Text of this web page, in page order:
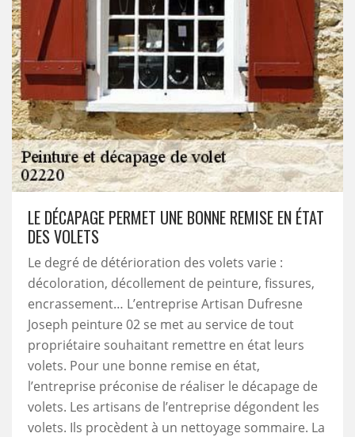
LE DÉCAPAGE PERMET UNE BONNE REMISE EN ÉTAT
DES VOLETS
Le degré de détérioration des volets varie :
décoloration, décollement de peinture, fissures,
encrassement… L’entreprise Artisan Dufresne
Joseph peinture 02 se met au service de tout
propriétaire souhaitant remettre en état leurs
volets. Pour une bonne remise en état,
l’entreprise préconise de réaliser le décapage de
volets. Les artisans de l’entreprise dégondent les
volets. Ils procèdent à un nettoyage sommaire. La